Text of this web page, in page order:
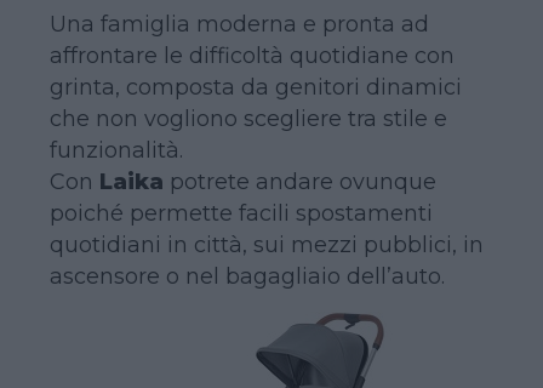
Una famiglia moderna e pronta ad
affrontare le difficoltà quotidiane con
grinta, composta da genitori dinamici
che non vogliono scegliere tra stile e
funzionalità.
Con Laika potrete andare ovunque
poiché permette facili spostamenti
quotidiani in città, sui mezzi pubblici, in
ascensore o nel bagagliaio dell’auto.